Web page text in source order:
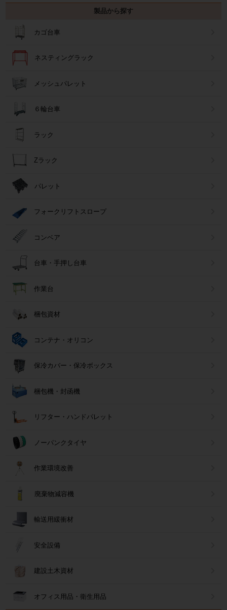
製品から探す
カゴ台車
ネスティングラック
メッシュパレット
６輪台車
ラック
Zラック
パレット
フォークリフトスロープ
コンベア
台車・手押し台車
作業台
梱包資材
コンテナ・オリコン
保冷カバー・保冷ボックス
梱包機・封函機
リフター・ハンドパレット
ノーパンクタイヤ
作業環境改善
廃棄物減容機
輸送用緩衝材
安全設備
建設土木資材
オフィス用品・衛生用品